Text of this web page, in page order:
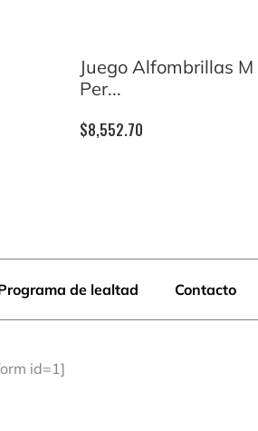
Juego Alfombrillas M
Per...
$8,552.70
de lealtad Contacto
id=1]